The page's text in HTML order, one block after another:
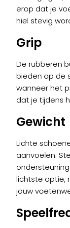
erop dat je
hiel stevig
Grip
De rubberen
bieden op de
wanneer het
dat je tijdens
Gewicht
Lichte
aanvoelen.
lichtste optie,
jouw